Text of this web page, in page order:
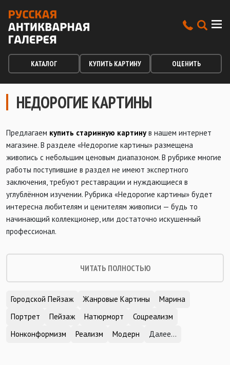
КАТАЛОГ КУПИТЬ КАРТИНУ ОЦЕНИТЬ
НЕДОРОГИЕ КАРТИНЫ
Предлагаем купить старинную картину в нашем интернет
магазине. В разделе «Недорогие картины» размещена
живопись с небольшим ценовым диапазоном. В рубрике многие
работы поступившие в раздел не имеют экспертного
заключения, требуют реставрации и нуждающиеся в
углублённом изучении. Рубрика «Недорогие картины» будет
интересна любителям и ценителям живописи — будь то
начинающий коллекционер, или достаточно искушенный
профессионал.
ЧИТАТЬ ПОЛНОСТЬЮ
Городской Пейзаж Жанровые Картины
Марина
Портрет
Пейзаж Натюрморт
Соцреализм
Нонконформизм
Реализм Модерн Далее...